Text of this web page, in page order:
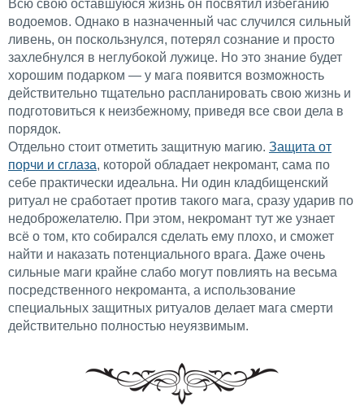
Всю свою оставшуюся жизнь он посвятил избеганию
водоемов. Однако в назначенный час случился сильный
ливень, он поскользнулся, потерял сознание и просто
захлебнулся в неглубокой лужице. Но это знание будет
хорошим подарком — у мага появится возможность
действительно тщательно распланировать свою жизнь и
подготовиться к неизбежному, приведя все свои дела в
порядок.
Отдельно стоит отметить защитную магию. Защита от
порчи и сглаза, которой обладает некромант, сама по
себе практически идеальна. Ни один кладбищенский
ритуал не сработает против такого мага, сразу ударив по
недоброжелателю. При этом, некромант тут же узнает
всё о том, кто собирался сделать ему плохо, и сможет
найти и наказать потенциального врага. Даже очень
сильные маги крайне слабо могут повлиять на весьма
посредственного некроманта, а использование
специальных защитных ритуалов делает мага смерти
действительно полностью неуязвимым.